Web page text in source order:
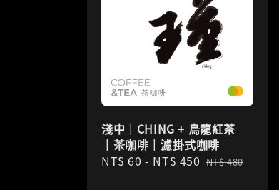
淺中｜CHING + 烏龍紅茶
｜茶咖啡｜濾掛式咖啡
Sale
NT$ 60 - NT$ 450 Regular
NT$ 480